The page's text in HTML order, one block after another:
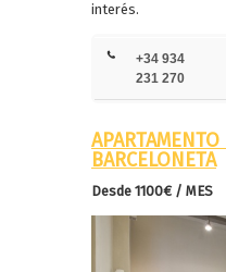
interés.
+34 934
231 270
APARTAMENTO
BARCELONETA
Desde 1100€ / MES